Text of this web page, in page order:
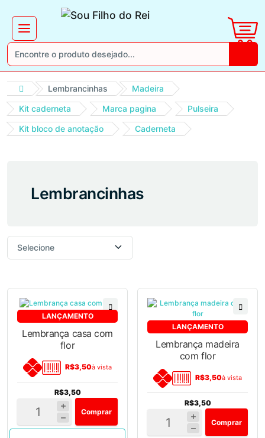
Lembrancinhas
Madeira
Kit caderneta
Marca pagina
Pulseira
Kit bloco de anotação
Caderneta
Lembrancinhas
LANÇAMENTO
Lembrança casa com
flor
R$3,50à vista
R$3,50
Comprar
LANÇAMENTO
Lembrança madeira
com flor
R$3,50à vista
R$3,50
Comprar